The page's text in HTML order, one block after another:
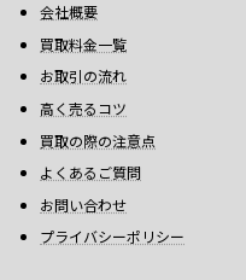
会社概要
買取料金一覧
お取引の流れ
高く売るコツ
買取の際の注意点
よくあるご質問
お問い合わせ
プライバシーポリシー